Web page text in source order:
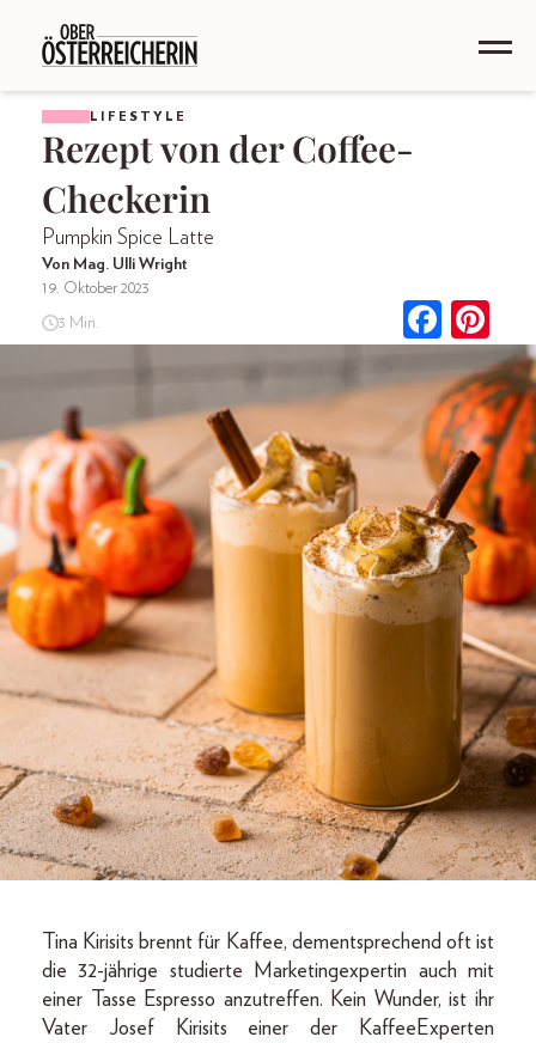
LIFESTYLE
Rezept von der Coffee-
Checkerin
Pumpkin Spice Latte
Von Mag. Ulli Wright
19. Oktober 2023
3 Min.
Tina Kirisits brennt für Kaffee, dementsprechend oft ist
die 32-jährige studierte Marketingexpertin auch mit
einer Tasse Espresso anzutreffen. Kein Wunder, ist ihr
Vater Josef Kirisits einer der KaffeeExperten